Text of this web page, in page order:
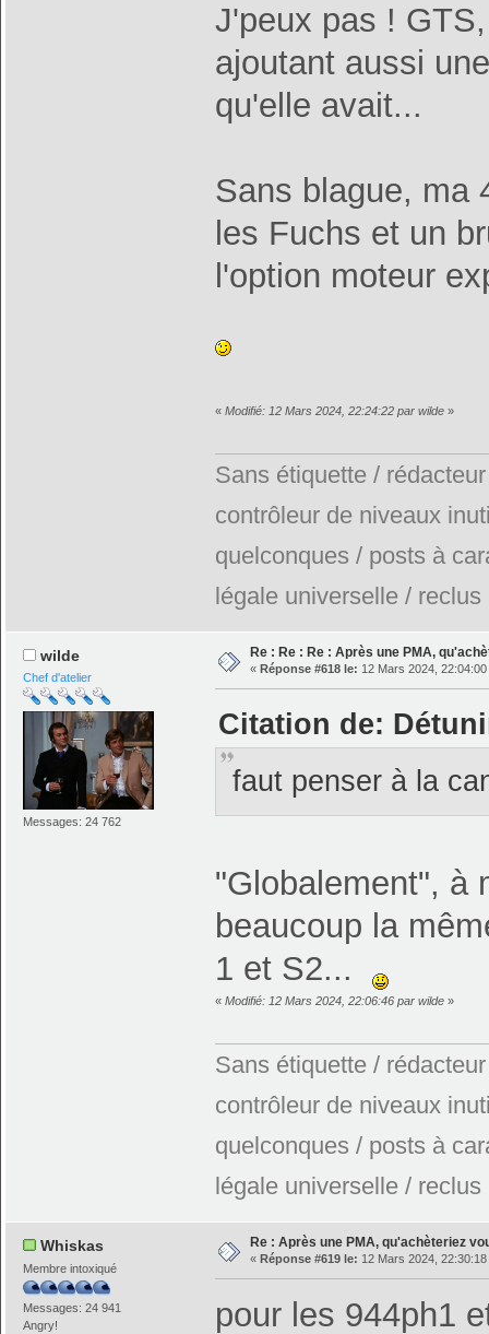
J'peux pas !
ajoutant aussi
qu'elle avait...
Sans blague, ma
les Fuchs et un
l'option moteur
« Modifié: 12 Mars 2024, 22:24:22 par wilde»
Sans étiquette /
contrôleur de niveaux
quelconques / posts à
légale universelle / reclus
wilde
Chef d'atelier
Messages: 24 762
Re : Re : Re : Après une PMA,
« Réponse #618 le: 12 Mars 2024, 22:04:00
Citation de:
faut penser à la
"Globalement", à
beaucoup la
1 et S2...
« Modifié: 12 Mars 2024, 22:06:46 par wilde»
Sans étiquette /
contrôleur de niveaux
quelconques / posts à
légale universelle / reclus
Whiskas
Membre intoxiqué
Messages: 24 941
Angry!
Re : Après une PMA, qu'achèteriez
« Réponse #619 le: 12 Mars 2024, 22:30:18
pour les 944ph1